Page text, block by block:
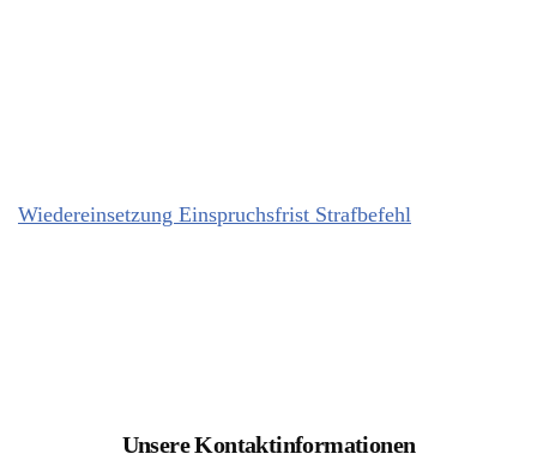
Wiedereinsetzung Einspruchsfrist Strafbefehl
Unsere Kontaktinformationen